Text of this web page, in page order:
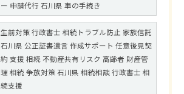
ー 申請代行 石川県 車の手続き
生前対策 行政書士 相続トラブル防止 家族信託
石川県 公正証書遺言 作成サポート 任意後見契
約 支援 相続 不動産共有リスク 高齢者 財産管
理 相続 争族対策 石川県 相続相談 行政書士 相
続支援